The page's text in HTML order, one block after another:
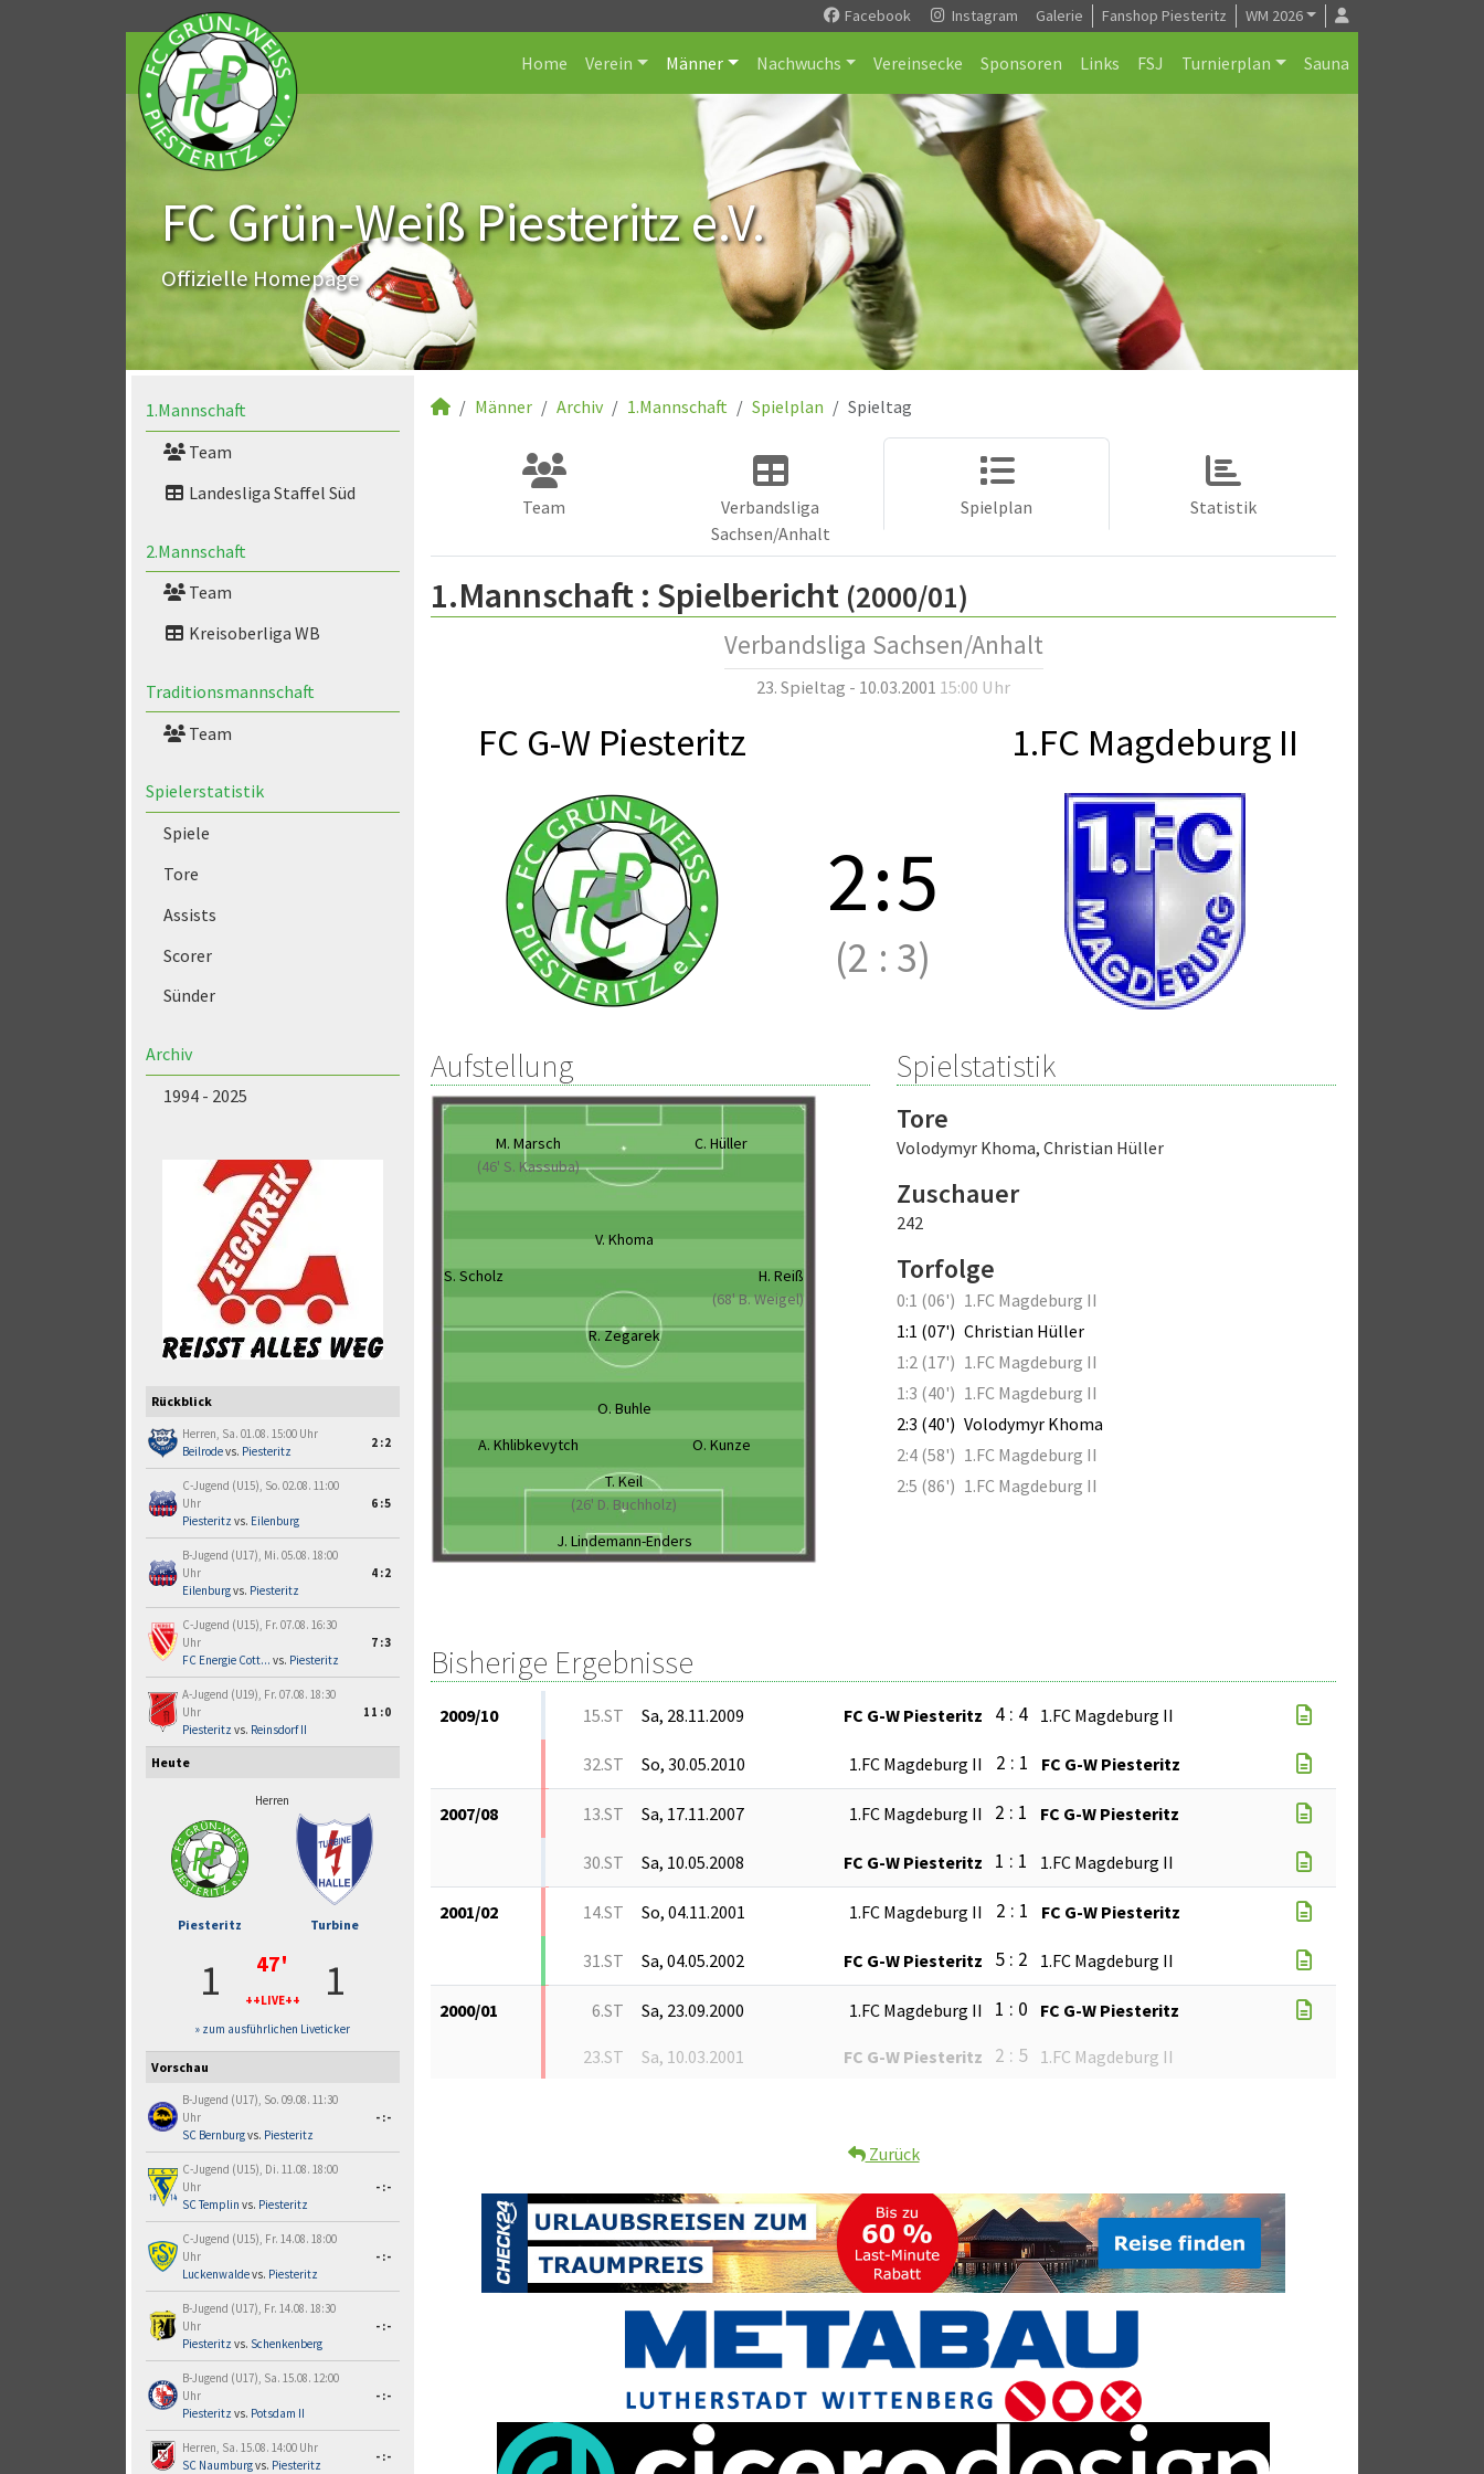
Facebook Instagram Galerie Fanshop Piesteritz WM 2026
Home Verein Männer Nachwuchs Vereinsecke Sponsoren Links FSJ Turnierplan Sauna
FC Grün-Weiß Piesteritz e.V.
Offizielle Homepage
1.Mannschaft
Team
Landesliga Staffel Süd
2.Mannschaft
Team
Kreisoberliga WB
Traditionsmannschaft
Team
Spielerstatistik
Spiele
Tore
Assists
Scorer
Sünder
Archiv
1994 - 2025
Rückblick
Herren, Sa. 01.08. 15:00 Uhr
Beilrodevs. Piesteritz
2:2
C-Jugend (U15), So. 02.08. 11:00
Uhr
Piesteritz vs. Eilenburg
6:5
B-Jugend (U17), Mi. 05.08. 18:00
Uhr
Eilenburgvs. Piesteritz
4:2
C-Jugend (U15), Fr. 07.08. 16:30
Uhr
FC Energie Cott... vs. Piesteritz
7:3
A-Jugend (U19), Fr. 07.08. 18:30
Uhr
Piesteritz vs. Reinsdorf II
11:0
Heute
Herren
Piesteritz Turbine
1 47'
++LIVE++ 1
» zum ausführlichen Liveticker
Vorschau
B-Jugend (U17), So. 09.08. 11:30
Uhr
SC Bernburgvs. Piesteritz
-:-
C-Jugend (U15), Di. 11.08. 18:00
Uhr
SC Templin vs. Piesteritz
-:-
C-Jugend (U15), Fr. 14.08. 18:00
Uhr
Luckenwaldevs. Piesteritz
-:-
B-Jugend (U17), Fr. 14.08. 18:30
Uhr
Piesteritz vs. Schenkenberg
-:-
B-Jugend (U17), Sa. 15.08. 12:00
Uhr
Piesteritz vs. Potsdam II
-:-
Herren, Sa. 15.08. 14:00 Uhr
SC Naumburgvs. Piesteritz
-:-
Männer Archiv 1.Mannschaft Spielplan Spieltag
Team
Verbandsliga
Sachsen/Anhalt
Spielplan Statistik
1.Mannschaft : Spielbericht (2000/01)
Verbandsliga Sachsen/Anhalt
23. Spieltag - 10.03.2001 15:00 Uhr
FC G-W Piesteritz 1.FC Magdeburg II
2:5
(2 : 3)
Aufstellung
M. Marsch
(46' S. Kassuba)
C. Hüller
V. Khoma
S. Scholz
H. Reiß
(68' B. Weigel)
R. Zegarek
O. Buhle
A. Khlibkevytch
O. Kunze
T. Keil
(26' D. Buchholz)
J. Lindemann-Enders
Spielstatistik
Tore
Volodymyr Khoma, Christian Hüller
Zuschauer
242
Torfolge
0:1 (06') 1.FC Magdeburg II
1:1 (07') Christian Hüller
1:2 (17') 1.FC Magdeburg II
1:3 (40') 1.FC Magdeburg II
2:3 (40') Volodymyr Khoma
2:4 (58') 1.FC Magdeburg II
2:5 (86') 1.FC Magdeburg II
Bisherige Ergebnisse
2009/10 15.ST Sa, 28.11.2009 FC G-W Piesteritz 4 : 4 1.FC Magdeburg II
32.ST So, 30.05.2010 1.FC Magdeburg II 2 : 1 FC G-W Piesteritz
2007/08 13.ST Sa, 17.11.2007 1.FC Magdeburg II 2 : 1 FC G-W Piesteritz
30.ST Sa, 10.05.2008 FC G-W Piesteritz 1 : 1 1.FC Magdeburg II
2001/02 14.ST So, 04.11.2001 1.FC Magdeburg II 2 : 1 FC G-W Piesteritz
31.ST Sa, 04.05.2002 FC G-W Piesteritz 5 : 2 1.FC Magdeburg II
2000/01 6.ST Sa, 23.09.2000 1.FC Magdeburg II 1 : 0 FC G-W Piesteritz
23.ST Sa, 10.03.2001 FC G-W Piesteritz 2 : 5 1.FC Magdeburg II
Zurück